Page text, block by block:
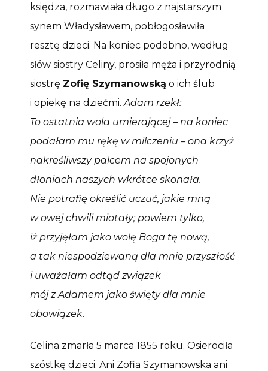
księdza, rozmawiała długo z najstarszym
synem Władysławem, pobłogosławiła
resztę dzieci. Na koniec podobno, według
słów siostry Celiny, prosiła męża i przyrodnią
siostrę Zofię Szymanowską o ich ślub
i opiekę na dziećmi. Adam rzekł:
To ostatnia wola umierającej – na koniec
podałam mu rękę w milczeniu – ona krzyż
nakreśliwszy palcem na spojonych
dłoniach naszych wkrótce skonała.
Nie potrafię określić uczuć, jakie mną
w owej chwili miotały; powiem tylko,
iż przyjęłam jako wolę Boga tę nową,
a tak niespodziewaną dla mnie przyszłość
i uważałam odtąd związek
mój z Adamem jako święty dla mnie
obowiązek.
Celina zmarła 5 marca 1855 roku. Osierociła
szóstkę dzieci. Ani Zofia Szymanowska ani